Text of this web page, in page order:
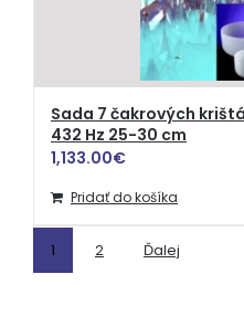
Sada 7 čakrových
432 Hz 25-30 cm
1,133.00€
Pridať do košíka
1 2 Ďalej